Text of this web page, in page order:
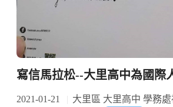
寫信馬拉松--大里高中為國際
2021-01-21
大里區 大里高中 學務